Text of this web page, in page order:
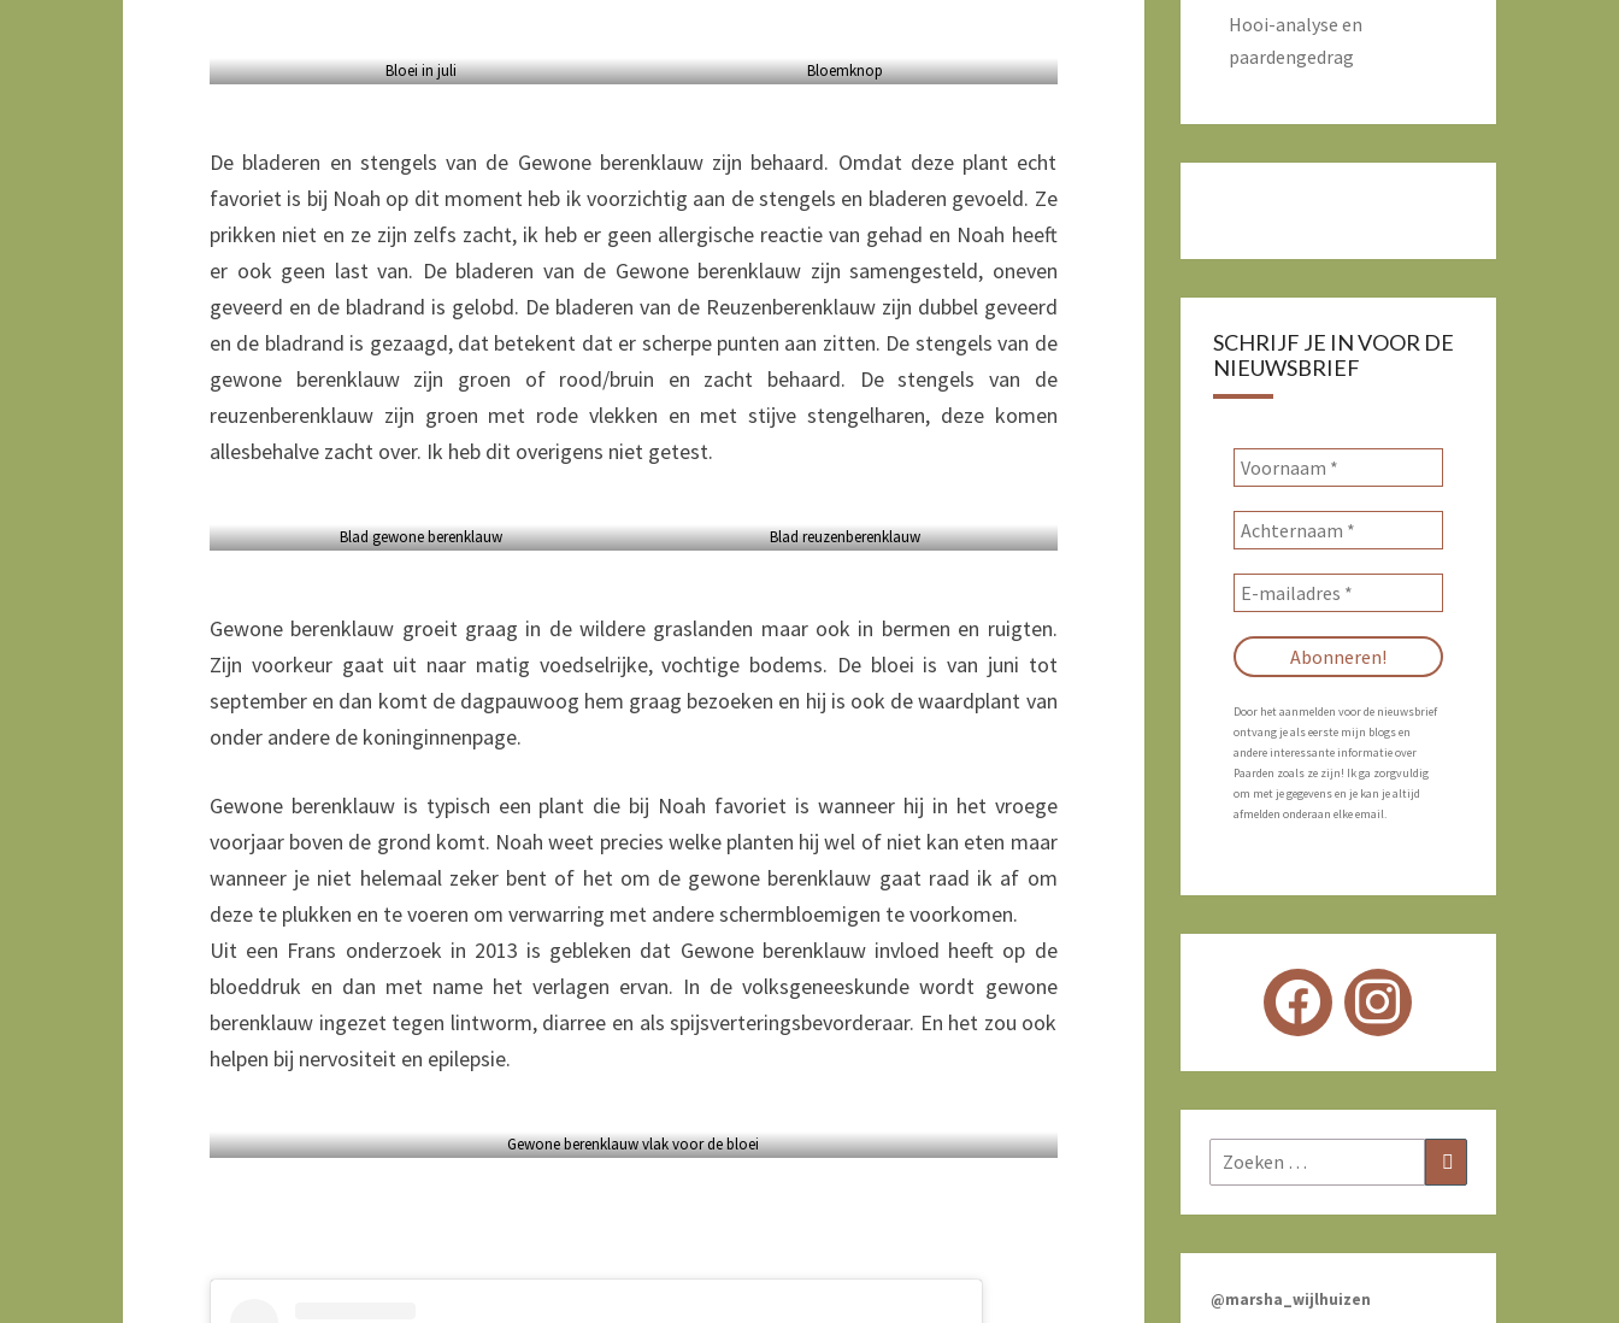
Bloei in juli Bloemknop
De bladeren en stengels van de Gewone berenklauw zijn behaard. Omdat deze plant echt
favoriet is bij Noah op dit moment heb ik voorzichtig aan de stengels en bladeren gevoeld. Ze
prikken niet en ze zijn zelfs zacht, ik heb er geen allergische reactie van gehad en Noah heeft
er ook geen last van. De bladeren van de Gewone berenklauw zijn samengesteld, oneven
geveerd en de bladrand is gelobd. De bladeren van de Reuzenberenklauw zijn dubbel geveerd
en de bladrand is gezaagd, dat betekent dat er scherpe punten aan zitten. De stengels van de
gewone berenklauw zijn groen of rood/bruin en zacht behaard. De stengels van de
reuzenberenklauw zijn groen met rode vlekken en met stijve stengelharen, deze komen
allesbehalve zacht over. Ik heb dit overigens niet getest.
Blad gewone berenklauw Blad reuzenberenklauw
Gewone berenklauw groeit graag in de wildere graslanden maar ook in bermen en ruigten.
Zijn voorkeur gaat uit naar matig voedselrijke, vochtige bodems. De bloei is van juni tot
september en dan komt de dagpauwoog hem graag bezoeken en hij is ook de waardplant van
onder andere de koninginnenpage.
Gewone berenklauw is typisch een plant die bij Noah favoriet is wanneer hij in het vroege
voorjaar boven de grond komt. Noah weet precies welke planten hij wel of niet kan eten maar
wanneer je niet helemaal zeker bent of het om de gewone berenklauw gaat raad ik af om
deze te plukken en te voeren om verwarring met andere schermbloemigen te voorkomen.
Uit een Frans onderzoek in 2013 is gebleken dat Gewone berenklauw invloed heeft op de
bloeddruk en dan met name het verlagen ervan. In de volksgeneeskunde wordt gewone
berenklauw ingezet tegen lintworm, diarree en als spijsverteringsbevorderaar. En het zou ook
helpen bij nervositeit en epilepsie.
Gewone berenklauw vlak voor de bloei
Hooi-analyse en
paardengedrag
SCHRIJF JE IN VOOR DE
NIEUWSBRIEF
Door het aanmelden voor de nieuwsbrief
ontvang je als eerste mijn blogs en
andere interessante informatie over
Paarden zoals ze zijn! Ik ga zorgvuldig
om met je gegevens en je kan je altijd
afmelden onderaan elke email.
Zoeken
naar:
Zoeken
@marsha_wijlhuizen